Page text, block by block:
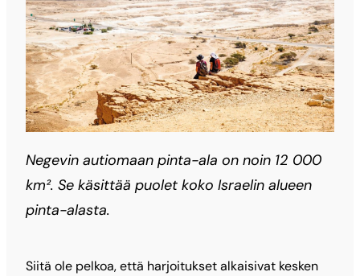
Negevin autiomaan pinta-ala on noin 12 000
km². Se käsittää puolet koko Israelin alueen
pinta-alasta.
Siitä ole pelkoa, että harjoitukset alkaisivat kesken